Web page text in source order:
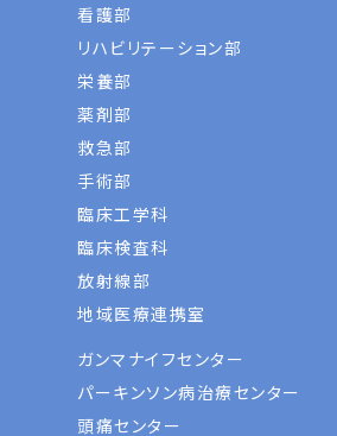
看護部
リハビリテーション部
栄養部
薬剤部
救急部
手術部
臨床工学科
臨床検査科
放射線部
地域医療連携室
ガンマナイフセンター
パーキンソン病治療センター
頭痛センター